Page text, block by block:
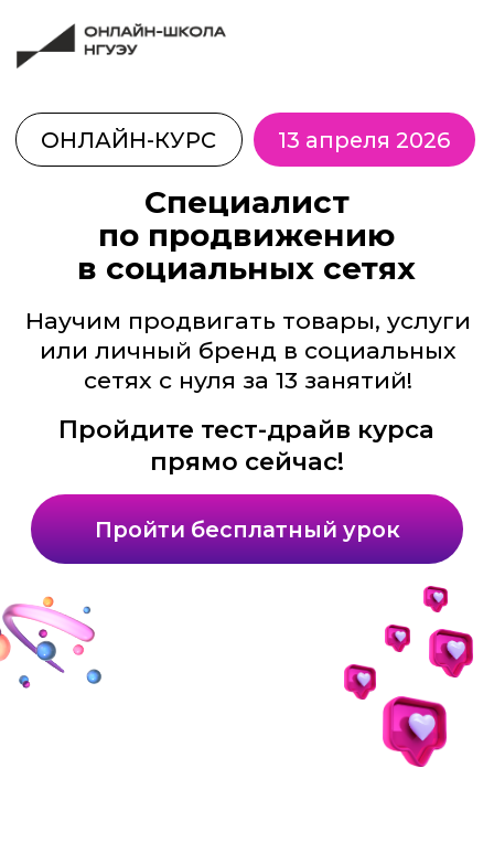
Специалист
по продвижению
в социальных сетях
Научим продвигать товары, услуги
или личный бренд в социальных
сетях с нуля за 13 занятий!
прямо сейчас!
Пройти бесплатный урок